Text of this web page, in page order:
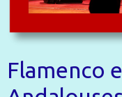
Flamenco